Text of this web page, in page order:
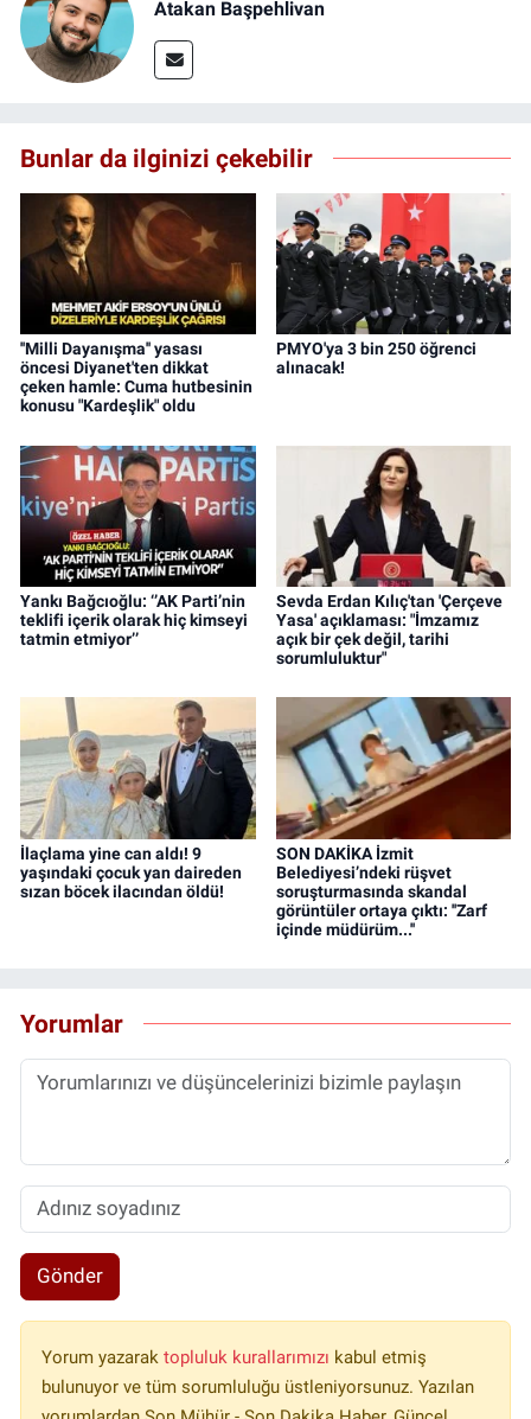
Atakan Başpehlivan
Bunlar da ilginizi çekebilir
''Milli Dayanışma'' yasası
öncesi Diyanet'ten dikkat
çeken hamle: Cuma hutbesinin
konusu "Kardeşlik" oldu
PMYO'ya 3 bin 250 öğrenci
alınacak!
Yankı Bağcıoğlu: ‘’AK Parti’nin
teklifi içerik olarak hiç kimseyi
tatmin etmiyor’’
Sevda Erdan Kılıç'tan 'Çerçeve
Yasa' açıklaması: "İmzamız
açık bir çek değil, tarihi
sorumluluktur"
İlaçlama yine can aldı! 9
yaşındaki çocuk yan daireden
sızan böcek ilacından öldü!
SON DAKİKA İzmit
Belediyesi’ndeki rüşvet
soruşturmasında skandal
görüntüler ortaya çıktı: ''Zarf
içinde müdürüm...''
Yorumlar
Gönder
Yorum yazarak topluluk kurallarımızı kabul etmiş
bulunuyor ve tüm sorumluluğu üstleniyorsunuz. Yazılan